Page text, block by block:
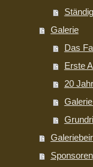
Galerie
Das
Erste
20
Sponsoren